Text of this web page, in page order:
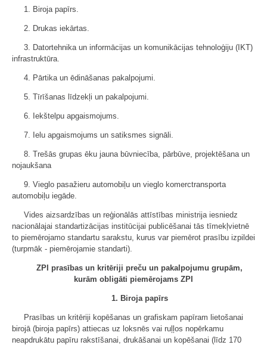
1. Biroja papīrs.
2. Drukas iekārtas.
3. Datortehnika un informācijas un komunikācijas tehnoloģiju (IKT)
infrastruktūra.
4. Pārtika un ēdināšanas pakalpojumi.
5. Tīrīšanas līdzekļi un pakalpojumi.
6. Iekštelpu apgaismojums.
7. Ielu apgaismojums un satiksmes signāli.
8. Trešās grupas ēku jauna būvniecība, pārbūve, projektēšana un
nojaukšana
9. Vieglo pasažieru automobiļu un vieglo komerctransporta
automobiļu iegāde.
Vides aizsardzības un reģionālās attīstības ministrija iesniedz
nacionālajai standartizācijas institūcijai publicēšanai tās tīmekļvietnē
to piemērojamo standartu sarakstu, kurus var piemērot prasību izpildei
(turpmāk - piemērojamie standarti).
ZPI prasības un kritēriji preču un pakalpojumu grupām,
kurām obligāti piemērojams ZPI
1. Biroja papīrs
Prasības un kritēriji kopēšanas un grafiskam papīram lietošanai
birojā (biroja papīrs) attiecas uz loksnēs vai ruļļos nopērkamu
neapdrukātu papīru rakstīšanai, drukāšanai un kopēšanai (līdz 170